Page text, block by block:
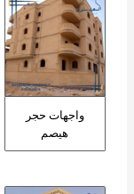
واجهات حجر
هيصم